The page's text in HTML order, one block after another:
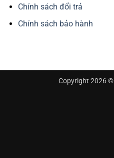
Chính sách đổi trả
Chính sách bảo hành
Copyright 2026 ©